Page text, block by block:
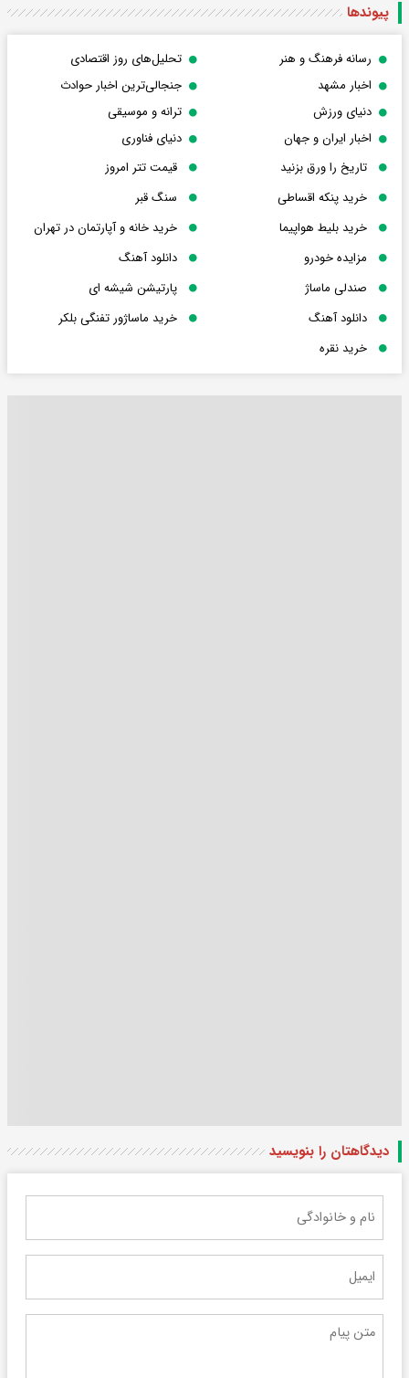
پیوندها
رسانه فرهنگ و هنر
تحلیل‌های روز اقتصادی
اخبار مشهد
جنجالی‌ترین اخبار حوادث
دنیای ورزش
ترانه و موسیقی
اخبار ایران و جهان
دنیای فناوری
تاریخ را ورق بزنید
قیمت تتر امروز
خرید پنکه اقساطی
سنگ قبر
خرید بلیط هواپیما
خرید خانه و آپارتمان در تهران
مزایده خودرو
دانلود آهنگ
صندلی ماساژ
پارتیشن شیشه ای
دانلود آهنگ
خرید ماساژور تفنگی بلکر
خرید نقره
دیدگاهتان را بنویسید